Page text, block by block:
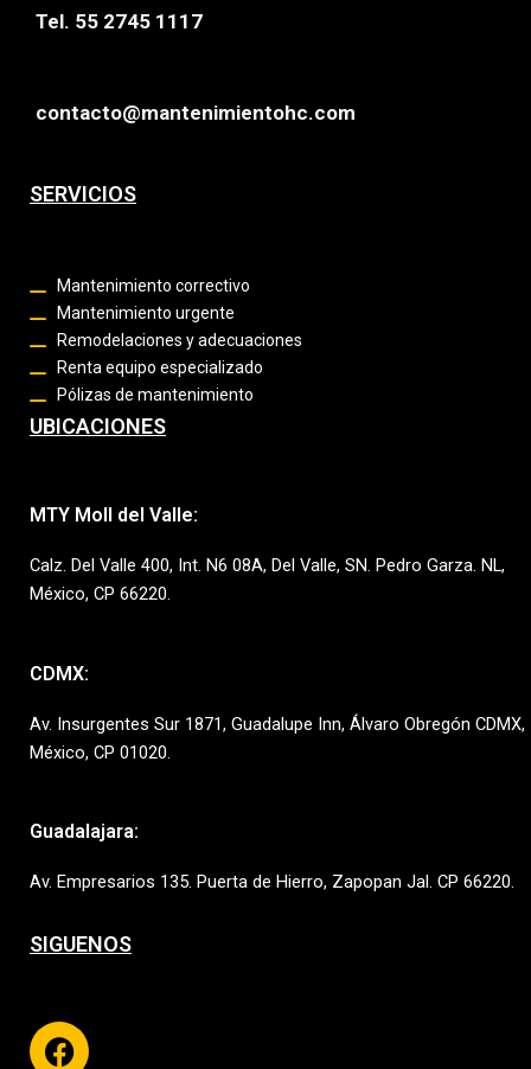
Tel. 55 2745 1117
contacto@mantenimientohc.com
SERVICIOS
Mantenimiento correctivo
Mantenimiento urgente
Remodelaciones y adecuaciones
Renta equipo especializado
Pólizas de mantenimiento
UBICACIONES
MTY Moll del Valle:
Calz. Del Valle 400, Int. N6 08A, Del Valle, SN. Pedro Garza. NL,
México, CP 66220.
CDMX:
Av. Insurgentes Sur 1871, Guadalupe Inn, Álvaro Obregón CDMX,
México, CP 01020.
Guadalajara:
Av. Empresarios 135. Puerta de Hierro, Zapopan Jal. CP 66220.
SIGUENOS
Facebook
Instagram
Linkedin
Pinterest
Youtube